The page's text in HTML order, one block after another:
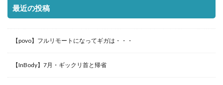
最近の投稿
【povo】フルリモートになってギガは・・・
【InBody】7月・ギックリ首と帰省